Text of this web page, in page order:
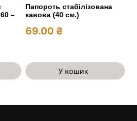
–
Папороть стабілізована
кавова (40 см.)
69.00 ₴
У кошик